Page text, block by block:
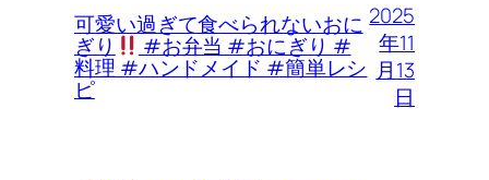
可愛い過ぎて食べられないおに
ぎり #お弁当 #おにぎり #
料理 #ハンドメイド #簡単レシ
ピ
2025
年11
月13
日